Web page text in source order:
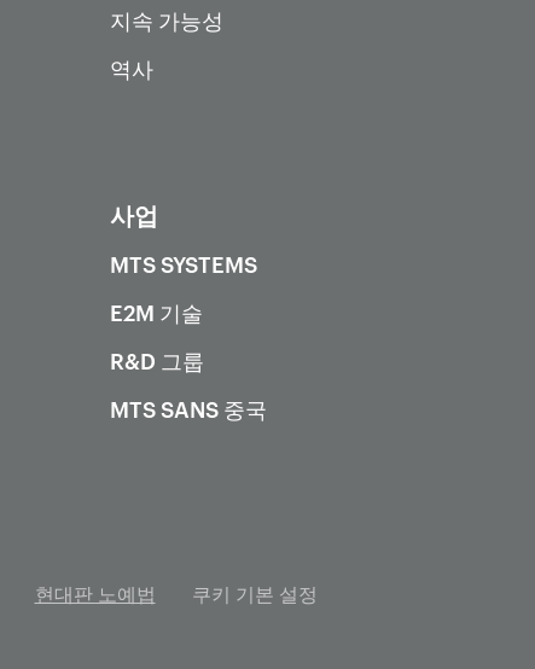
지속 가능성
역사
사업
MTS SYSTEMS
E2M 기술
R&D 그룹
MTS SANS 중국
현대판 노예법 쿠키 기본 설정